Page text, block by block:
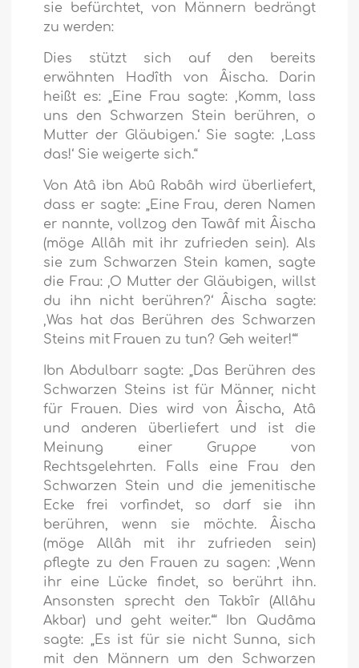
sie befürchtet, von Männern bedrängt
zu werden:
Dies stützt sich auf den bereits
erwähnten Hadîth von Âischa. Darin
heißt es: „Eine Frau sagte: ‚Komm, lass
uns den Schwarzen Stein berühren, o
Mutter der Gläubigen.‘ Sie sagte: ‚Lass
das!‘ Sie weigerte sich.“
Von Atâ ibn Abû Rabâh wird überliefert,
dass er sagte: „Eine Frau, deren Namen
er nannte, vollzog den Tawâf mit Âischa
(möge Allâh mit ihr zufrieden sein). Als
sie zum Schwarzen Stein kamen, sagte
die Frau: ‚O Mutter der Gläubigen, willst
du ihn nicht berühren?‘ Âischa sagte:
‚Was hat das Berühren des Schwarzen
Steins mit Frauen zu tun? Geh weiter!‘“
Ibn Abdulbarr sagte: „Das Berühren des
Schwarzen Steins ist für Männer, nicht
für Frauen. Dies wird von Âischa, Atâ
und anderen überliefert und ist die
Meinung einer Gruppe von
Rechtsgelehrten. Falls eine Frau den
Schwarzen Stein und die jemenitische
Ecke frei vorfindet, so darf sie ihn
berühren, wenn sie möchte. Âischa
(möge Allâh mit ihr zufrieden sein)
pflegte zu den Frauen zu sagen: ‚Wenn
ihr eine Lücke findet, so berührt ihn.
Ansonsten sprecht den Takbîr (Allâhu
Akbar) und geht weiter.‘“ Ibn Qudâma
sagte: „Es ist für sie nicht Sunna, sich
mit den Männern um den Schwarzen